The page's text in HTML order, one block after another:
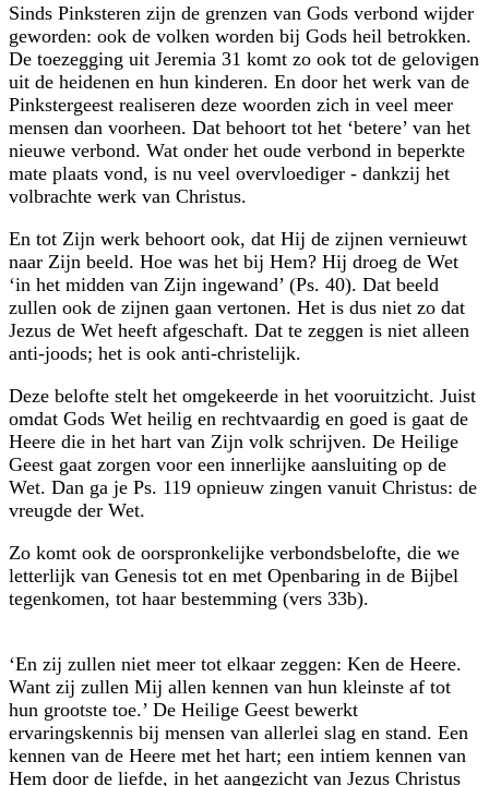
Sinds Pinksteren zijn de grenzen van Gods verbond wijder
geworden: ook de volken worden bij Gods heil betrokken.
De toezegging uit Jeremia 31 komt zo ook tot de gelovigen
uit de heidenen en hun kinderen. En door het werk van de
Pinkstergeest realiseren deze woorden zich in veel meer
mensen dan voorheen. Dat behoort tot het ‘betere’ van het
nieuwe verbond. Wat onder het oude verbond in beperkte
mate plaats vond, is nu veel overvloediger - dankzij het
volbrachte werk van Christus.
En tot Zijn werk behoort ook, dat Hij de zijnen vernieuwt
naar Zijn beeld. Hoe was het bij Hem? Hij droeg de Wet
‘in het midden van Zijn ingewand’ (Ps. 40). Dat beeld
zullen ook de zijnen gaan vertonen. Het is dus niet zo dat
Jezus de Wet heeft afgeschaft. Dat te zeggen is niet alleen
anti-joods; het is ook anti-christelijk.
Deze belofte stelt het omgekeerde in het vooruitzicht. Juist
omdat Gods Wet heilig en rechtvaardig en goed is gaat de
Heere die in het hart van Zijn volk schrijven. De Heilige
Geest gaat zorgen voor een innerlijke aansluiting op de
Wet. Dan ga je Ps. 119 opnieuw zingen vanuit Christus: de
vreugde der Wet.
Zo komt ook de oorspronkelijke verbondsbelofte, die we
letterlijk van Genesis tot en met Openbaring in de Bijbel
tegenkomen, tot haar bestemming (vers 33b).
‘En zij zullen niet meer tot elkaar zeggen: Ken de Heere.
Want zij zullen Mij allen kennen van hun kleinste af tot
hun grootste toe.’ De Heilige Geest bewerkt
ervaringskennis bij mensen van allerlei slag en stand. Een
kennen van de Heere met het hart; een intiem kennen van
Hem door de liefde, in het aangezicht van Jezus Christus